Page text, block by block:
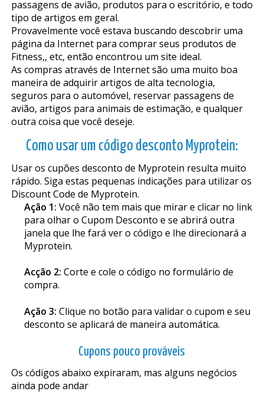
passagens de avião, produtos para o escritório, e todo
tipo de artigos em geral.
Provavelmente você estava buscando descobrir uma
página da Internet para comprar seus produtos de
Fitness,, etc, então encontrou um site ideal.
As compras através de Internet são uma muito boa
maneira de adquirir artigos de alta tecnologia,
seguros para o automóvel, reservar passagens de
avião, artigos para animais de estimação, e qualquer
outra coisa que você deseje.
Como usar um código desconto Myprotein:
Usar os cupões desconto de Myprotein resulta muito
rápido. Siga estas pequenas indicações para utilizar os
Discount Code de Myprotein.
Ação 1: Você não tem mais que mirar e clicar no link
para olhar o Cupom Desconto e se abrirá outra
janela que lhe fará ver o código e lhe direcionará a
Myprotein.
Acção 2: Corte e cole o código no formulário de
compra.
Ação 3: Clique no botão para validar o cupom e seu
desconto se aplicará de maneira automática.
Cupons pouco prováveis
Os códigos abaixo expiraram, mas alguns negócios
ainda pode andar